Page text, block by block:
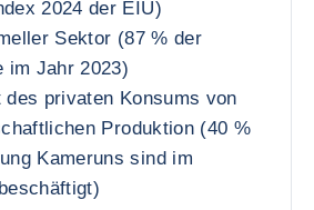
2024 der EIU)
Sektor (87 % der
im Jahr 2023)
des privaten Konsums von
Produktion (40 %
Kameruns sind im